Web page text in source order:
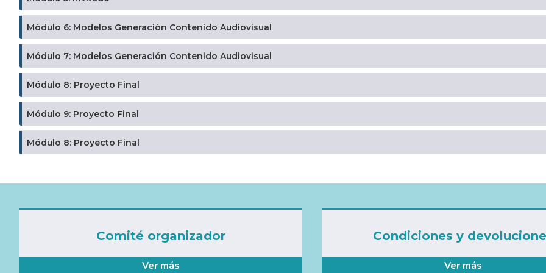
Módulo 6: Modelos Generación Contenido Audiovisual
Módulo 7: Modelos Generación Contenido Audiovisual
Módulo 8: Proyecto Final
Módulo 9: Proyecto Final
Módulo 8: Proyecto Final
Comité organizador
Ver más
Condiciones y
Ver más